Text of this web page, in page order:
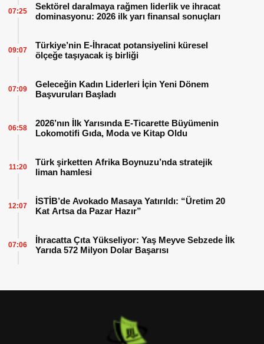
Sektörel daralmaya rağmen liderlik ve ihracat
dominasyonu: 2026 ilk yarı finansal sonuçları
07:25
Türkiye’nin E-İhracat potansiyelini küresel
ölçeğe taşıyacak iş birliği
09:07
Geleceğin Kadın Liderleri İçin Yeni Dönem
Başvuruları Başladı
07:09
2026’nın İlk Yarısında E-Ticarette Büyümenin
Lokomotifi Gıda, Moda ve Kitap Oldu
06:58
Türk şirketten Afrika Boynuzu’nda stratejik
liman hamlesi
11:20
İSTİB’de Avokado Masaya Yatırıldı: “Üretim 20
Kat Artsa da Pazar Hazır”
12:07
İhracatta Çıta Yükseliyor: Yaş Meyve Sebzede İlk
Yarıda 572 Milyon Dolar Başarısı
07:06